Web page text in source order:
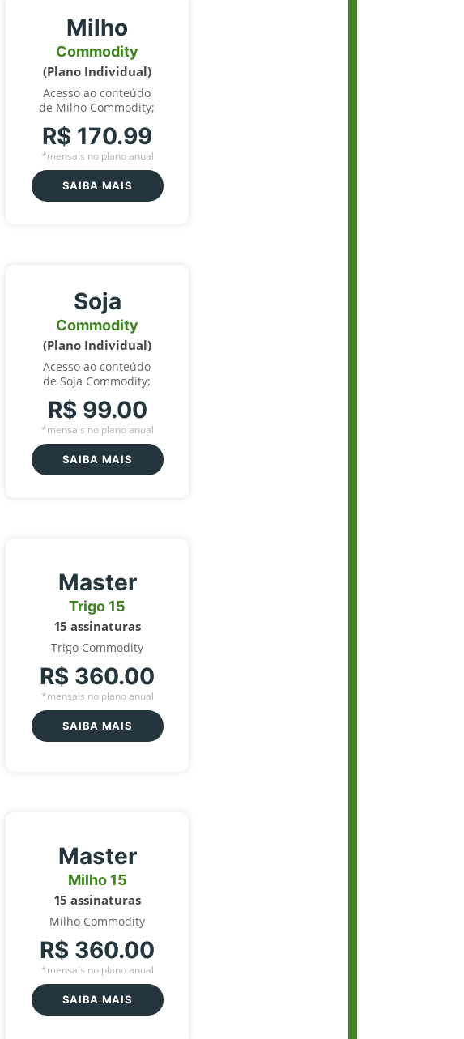
Milho
Commodity
(Plano Individual)
Acesso ao conteúdo
de Milho Commodity;
R$ 170.99
*mensais no plano anual
SAIBA MAIS
Soja
Commodity
(Plano Individual)
Acesso ao conteúdo
de Soja Commodity;
R$ 99.00
*mensais no plano anual
SAIBA MAIS
Master
Trigo 15
15 assinaturas
Trigo Commodity
R$ 360.00
*mensais no plano anual
SAIBA MAIS
Master
Milho 15
15 assinaturas
Milho Commodity
R$ 360.00
*mensais no plano anual
SAIBA MAIS